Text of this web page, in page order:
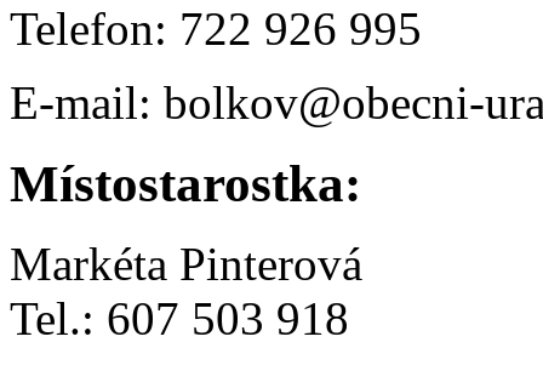
Telefon: 722 926 995
E-mail: bolkov@obecni-
Místostarostka:
Markéta Pinterová
Tel.: 607 503 918